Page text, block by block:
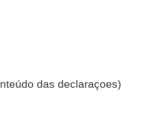
das declaraçoes)